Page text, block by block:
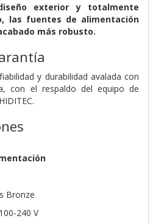
exterior y totalmente
las fuentes de alimentación
más robusto.
y durabilidad avalada con
con el respaldo del equipo de
Bronze
240 V